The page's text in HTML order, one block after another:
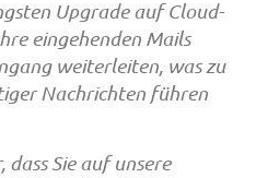
Upgrade auf Cloud-
eingehenden Mails
weiterleiten, was zu
Nachrichten führen
Sie auf unsere